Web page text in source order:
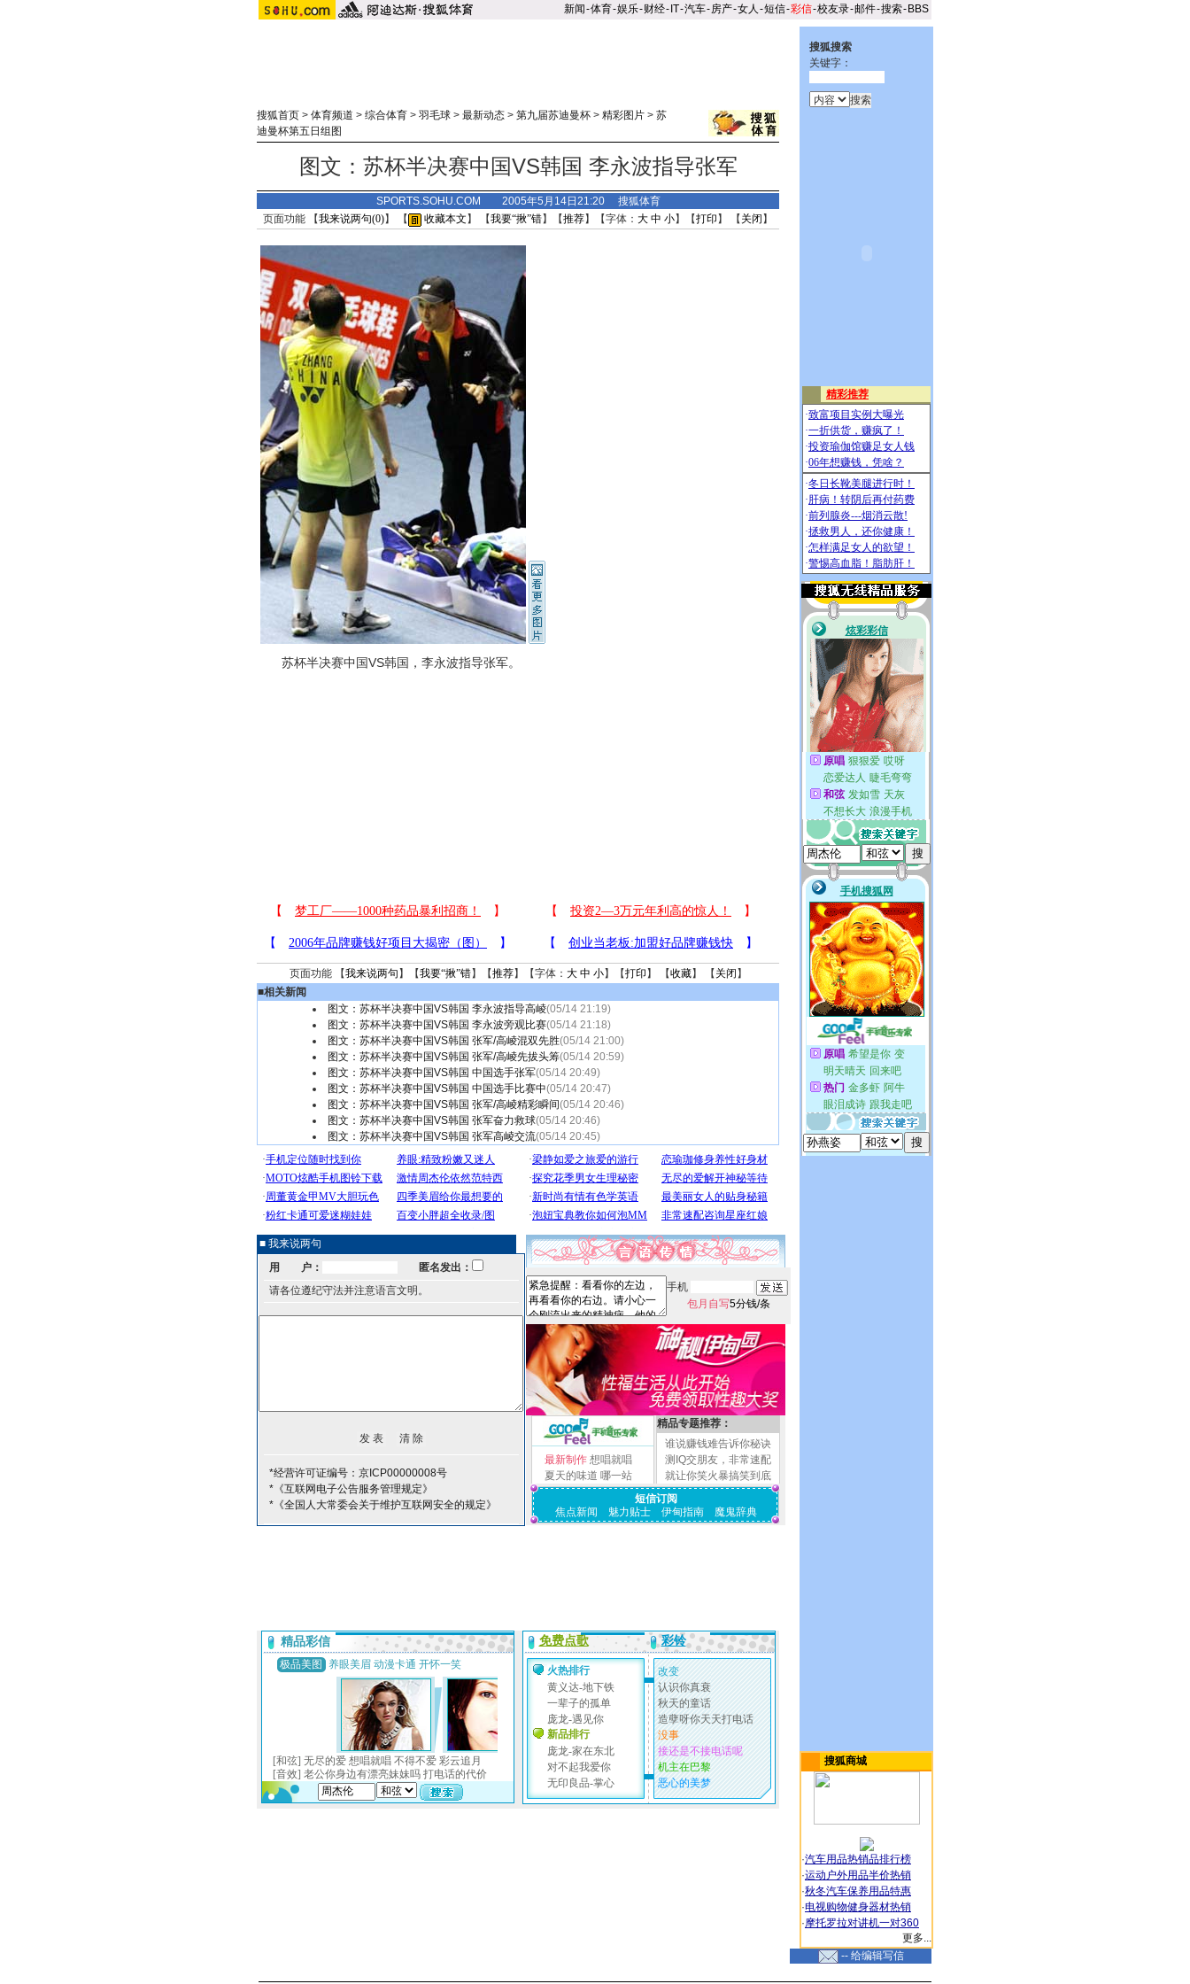
新闻-体育-娱乐-财经- IT-汽车-房产-女人 -短信-彩信-校友录-邮件-搜索- BBS
搜狐首页 > 体育频道 > 综合体育 > 羽毛球 > 最新动态 > 第九届苏迪曼杯 > 精彩图片 > 苏
迪曼杯第五日组图
图文：苏杯半决赛中国VS韩国 李永波指导张军
SPORTS.SOHU.COM 2005年5月14日21:20 搜狐体育
页面功能 【我来说两句(0)】 【 收藏本文 】 【我要“揪”错】【推荐】【字体： 大 中 小】【打印 】 【 关闭 】
苏杯半决赛中国VS韩国，李永波指导张军。
页面功能 【我来说两句 】【我要“揪”错】【推荐】【字体： 大 中 小】【打印 】 【收藏】 【 关闭 】
■相关新闻
图文：苏杯半决赛中国VS韩国 李永波指导高崚(05/14 21:19)
图文：苏杯半决赛中国VS韩国 李永波旁观比赛(05/14 21:18)
图文：苏杯半决赛中国VS韩国 张军/高崚混双先胜(05/14 21:00)
图文：苏杯半决赛中国VS韩国 张军/高崚先拔头筹(05/14 20:59)
图文：苏杯半决赛中国VS韩国 中国选手张军(05/14 20:49)
图文：苏杯半决赛中国VS韩国 中国选手比赛中(05/14 20:47)
图文：苏杯半决赛中国VS韩国 张军/高崚精彩瞬间(05/14 20:46)
图文：苏杯半决赛中国VS韩国 张军奋力救球(05/14 20:46)
图文：苏杯半决赛中国VS韩国 张军高崚交流(05/14 20:45)
■ 我来说两句
用 户：
匿名发出：
请各位遵纪守法并注意语言文明。
*经营许可证编号：京ICP00000008号
*《互联网电子公告服务管理规定》
*《全国人大常委会关于维护互联网安全的规定》
手机
包月自写5分钱/条
最新制作 想唱就唱
夏天的味道 哪一站
精品专题推荐：
谁说赚钱难告诉你秘诀
测IQ交朋友，非常速配
就让你笑火暴搞笑到底
短信订阅
焦点新闻
魅力贴士 伊甸指南 魔鬼辞典
搜狐搜索
关键字：
搜狐商城
·汽车用品热销品排行榜
·运动户外用品半价热销
·秋冬汽车保养用品特惠
·电视购物健身器材热销
·摩托罗拉对讲机一对360
更多...
-- 给编辑写信